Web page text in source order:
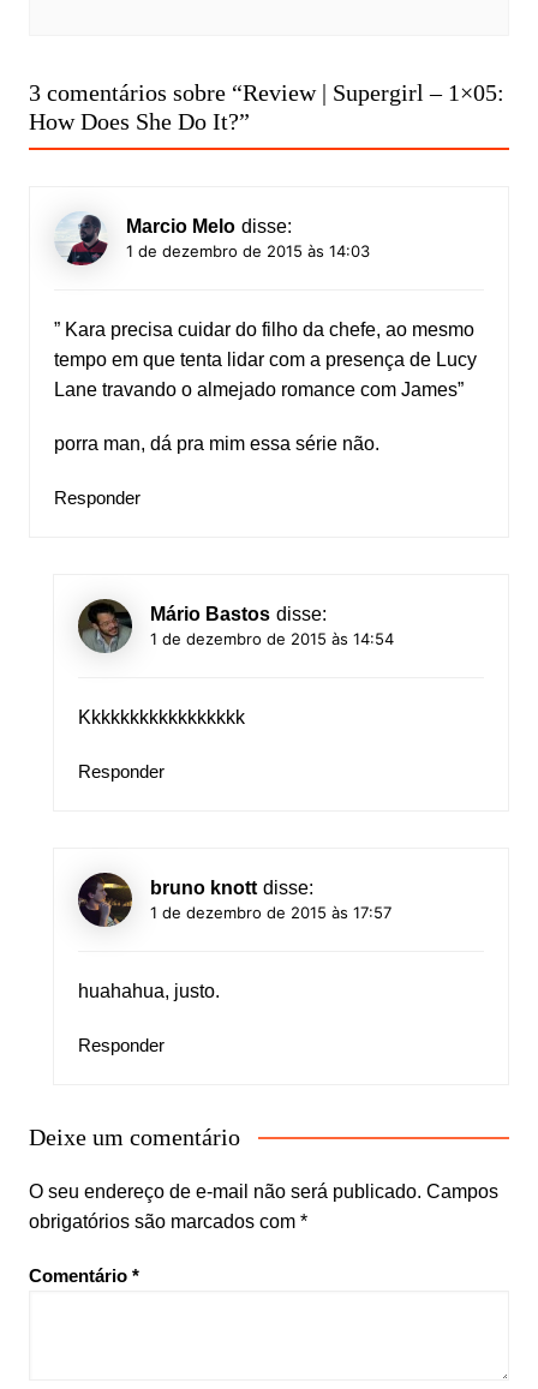
3 comentários sobre “Review | Supergirl – 1×05:
How Does She Do It?”
Marcio Melo disse:
1 de dezembro de 2015 às 14:03
” Kara precisa cuidar do filho da chefe, ao mesmo
tempo em que tenta lidar com a presença de Lucy
Lane travando o almejado romance com James”
porra man, dá pra mim essa série não.
Responder
Mário Bastos disse:
1 de dezembro de 2015 às 14:54
Kkkkkkkkkkkkkkkkk
Responder
bruno knott disse:
1 de dezembro de 2015 às 17:57
huahahua, justo.
Responder
Deixe um comentário
O seu endereço de e-mail não será publicado. Campos
obrigatórios são marcados com *
Comentário *